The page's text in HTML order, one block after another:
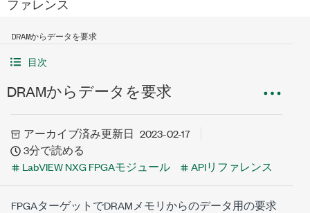
ファレンス
DRAMからデータを要求
目次
DRAMからデータを要求
アーカイブ済み更新日 2023-02-17
3分で読める
LabVIEW NXG FPGAモジュール
APIリファレンス
FPGAターゲットでDRAMメモリからのデータ用の要求